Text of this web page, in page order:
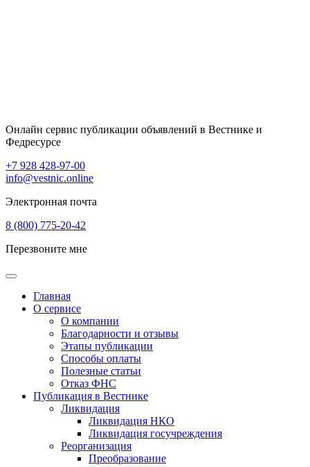
Онлайн сервис публикации объявлений в Вестнике и
Федресурсе
+7 928 428-97-00
info@vestnic.online
Электронная почта
8 (800) 775-20-42
Перезвоните мне
Главная
О сервисе
О компании
Благодарности и отзывы
Этапы публикации
Способы оплаты
Полезные статьи
Отказ ФНС
Публикация в Вестнике
Ликвидация
Ликвидация НКО
Ликвидация госучреждения
Реорганизация
Преобразование